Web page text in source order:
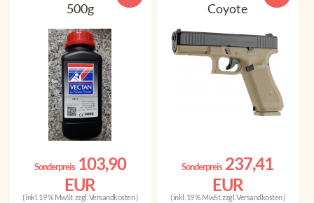
500g
Sonderpreis103,90
EUR
( inkl. 19 % MwSt. zzgl. Versandkosten)
Coyote
Sonderpreis237,41
EUR
( inkl. 19 % MwSt. zzgl.Versandkosten)